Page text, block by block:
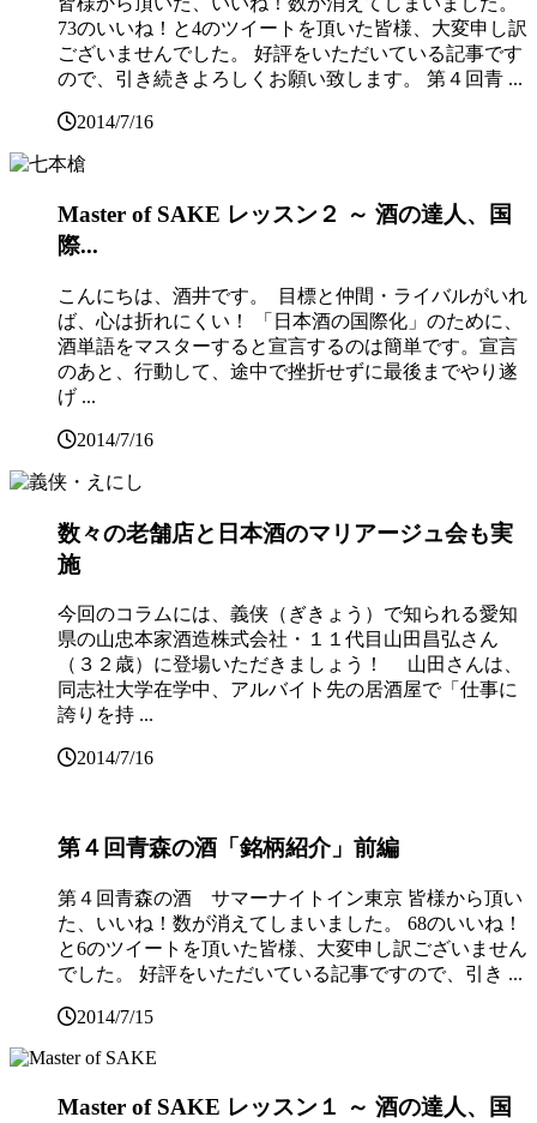
73のいいね！と4のツイートを頂いた皆様、大変申し訳
ございませんでした。 好評をいただいている記事です
ので、引き続きよろしくお願い致します。 第４回青 ...
2014/7/16
Master of SAKE レッスン２ ～ 酒の達人、国
際...
こんにちは、酒井です。 目標と仲間・ライバルがいれ
ば、心は折れにくい！ 「日本酒の国際化」のために、
酒単語をマスターすると宣言するのは簡単です。宣言
のあと、行動して、途中で挫折せずに最後までやり遂
げ ...
2014/7/16
数々の老舗店と日本酒のマリアージュ会も実
施
今回のコラムには、義侠（ぎきょう）で知られる愛知
県の山忠本家酒造株式会社・１１代目山田昌弘さん
（３２歳）に登場いただきましょう！ 山田さんは、
同志社大学在学中、アルバイト先の居酒屋で「仕事に
誇りを持 ...
2014/7/16
第４回青森の酒「銘柄紹介」前編
第４回青森の酒 サマーナイトイン東京 皆様から頂い
た、いいね！数が消えてしまいました。 68のいいね！
と6のツイートを頂いた皆様、大変申し訳ございません
でした。 好評をいただいている記事ですので、引き ...
2014/7/15
Master of SAKE レッスン１ ～ 酒の達人、国